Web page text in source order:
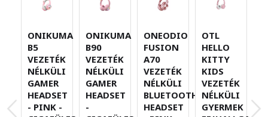
ONIKUMA
B5
VEZETÉK
NÉLKÜLI
GAMER
HEADSET
- PINK -
ONIKUMA
B90
VEZETÉK
NÉLKÜLI
GAMER
HEADSET
-
ONEODIO
FUSION
A70
VEZETÉK
NÉLKÜLI
BLUETOOTH
HEADSET
OTL
HELLO
KITTY
KIDS
VEZETÉK
NÉLKÜLI
GYERMEK